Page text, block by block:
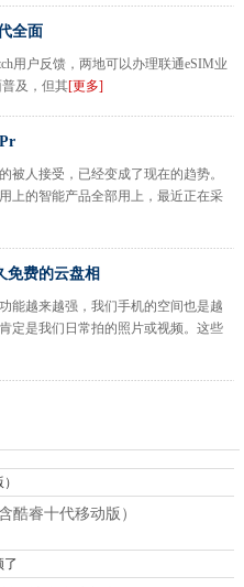
全面
用户反馈，两地可以办理联通eSIM业
及，但其[更多]
被人接受，已经变成了现在的趋势。
上的智能产品全部用上，最近正在采
免费的云盘相
能越来越强，我们手机的空间也是越
定是我们日常拍的照片或视频。这些
酷睿十代移动版）